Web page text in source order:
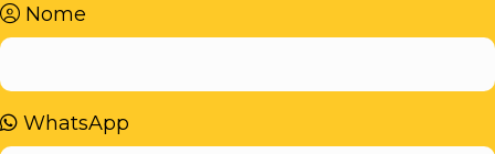
Nome
WhatsApp